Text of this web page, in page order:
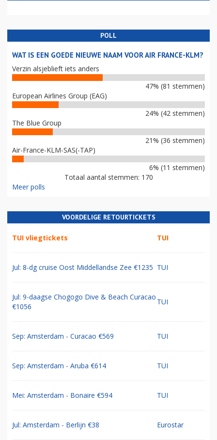
POLL
WAT IS EEN GOEDE NIEUWE NAAM VOOR AIR FRANCE-KLM?
Verzin alsjeblieft iets anders
47% (81 stemmen)
European Airlines Group (EAG)
24% (42 stemmen)
The Blue Group
21% (36 stemmen)
Air-France-KLM-SAS(-TAP)
6% (11 stemmen)
Totaal aantal stemmen: 170
Meer polls
VOORDELIGE RETOURTICKETS
TUI vliegtickets TUI
Jul: 8-dg cruise Oost Middellandse Zee €1235 TUI
Jul: 9-daagse Chogogo Dive & Beach Curacao
€1056
TUI
Sep: Amsterdam - Curacao €569 TUI
Sep: Amsterdam - Aruba €614 TUI
Mei: Amsterdam - Bonaire €594 TUI
Jul: Amsterdam - Berlijn €38 Eurostar